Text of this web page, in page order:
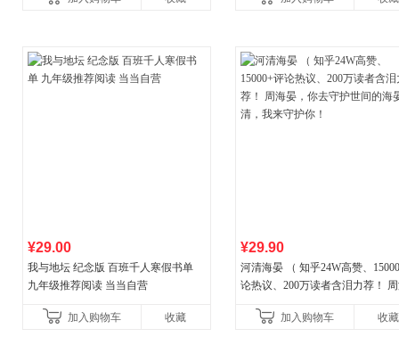
¥29.00
我与地坛 纪念版 百班千人寒假书单
九年级推荐阅读 当当自营
加入购物车 收藏
¥29.90
河清海晏 （ 知乎24W高赞、
论热议、200万读者含泪力荐！
守护你！加入购物车 收藏